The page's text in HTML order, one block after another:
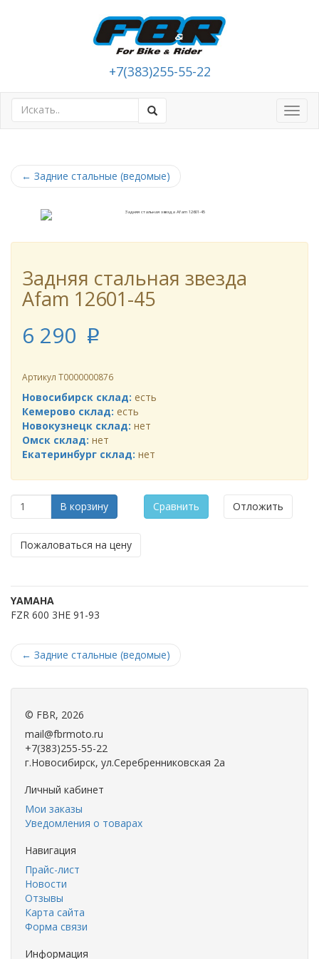
+7(383)255-55-22
← Задние стальные (ведомые)
Задняя стальная звезда
Afam 12601-45
6 290 p
Артикул Т0000000876
Новосибирск склад: есть
Кемерово склад: есть
Новокузнецк склад: нет
Омск склад: нет
Екатеринбург склад: нет
В корзину Сравнить Отложить
Пожаловаться на цену
YAMAHA
FZR 600 3HE 91-93
← Задние стальные (ведомые)
© FBR, 2026
mail@fbrmoto.ru
+7(383)255-55-22
г.Новосибирск, ул.Серебренниковская 2а
Личный кабинет
Мои заказы
Уведомления о товарах
Навигация
Прайс-лист
Новости
Отзывы
Карта сайта
Форма связи
Информация